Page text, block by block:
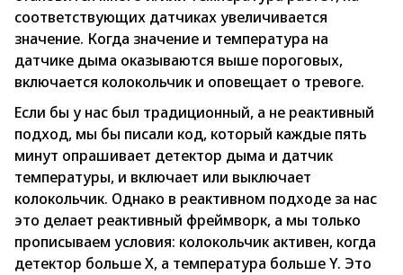
соответствующих датчиках увеличивается
значение. Когда значение и температура на
датчике дыма оказываются выше пороговых,
включается колокольчик и оповещает о тревоге.
Если бы у нас был традиционный, а не реактивный
подход, мы бы писали код, который каждые пять
минут опрашивает детектор дыма и датчик
температуры, и включает или выключает
колокольчик. Однако в реактивном подходе за нас
это делает реактивный фреймворк, а мы только
прописываем условия: колокольчик активен, когда
детектор больше X, а температура больше Y. Это